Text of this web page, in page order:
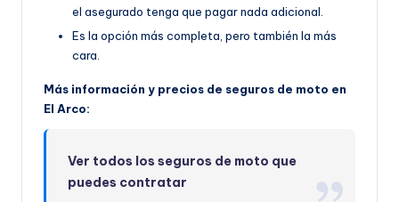
el asegurado tenga que pagar nada adicional.
Es la opción más completa, pero también la más
cara.
Más información y precios de seguros de moto en
El Arco:
Ver todos los seguros de moto que
puedes contratar